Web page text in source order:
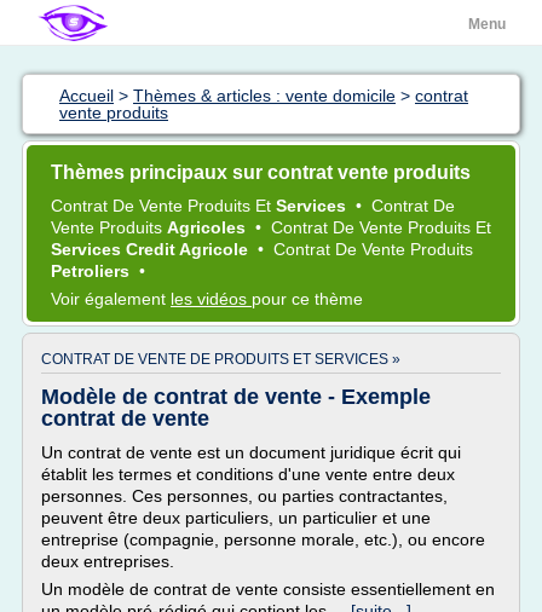
Menu
Accueil > Thèmes & articles : vente domicile > contrat
vente produits
Thèmes principaux sur contrat vente produits
Contrat De Vente Produits Et Services • Contrat De
Vente Produits Agricoles • Contrat De Vente Produits Et
Services Credit Agricole • Contrat De Vente Produits
Petroliers •
Voir également les vidéos pour ce thème
CONTRAT DE VENTE DE PRODUITS ET SERVICES »
Modèle de contrat de vente - Exemple
contrat de vente
Un contrat de vente est un document juridique écrit qui
établit les termes et conditions d'une vente entre deux
personnes. Ces personnes, ou parties contractantes,
peuvent être deux particuliers, un particulier et une
entreprise (compagnie, personne morale, etc.), ou encore
deux entreprises.
Un modèle de contrat de vente consiste essentiellement en